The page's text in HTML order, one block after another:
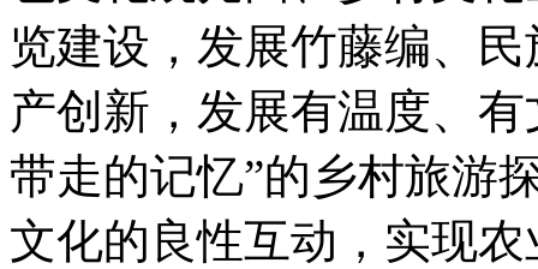
览建设，发展竹藤编、
产创新，发展有温度、
带走的记忆”的乡村旅游
文化的良性互动，实现